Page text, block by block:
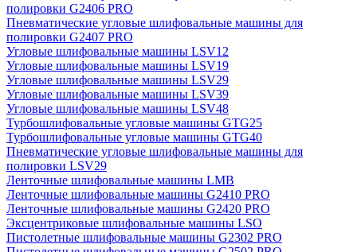
полировки G2406 PRO
Пневматические угловые шлифовальные машины для
полировки G2407 PRO
Угловые шлифовальные машины LSV12
Угловые шлифовальные машины LSV19
Угловые шлифовальные машины LSV29
Угловые шлифовальные машины LSV39
Угловые шлифовальные машины LSV48
Турбошлифовальные угловые машины GTG25
Турбошлифовальные угловые машины GTG40
Пневматические угловые шлифовальные машины для
полировки LSV29
Ленточные шлифовальные машины LMB
Ленточные шлифовальные машины G2410 PRO
Ленточные шлифовальные машины G2420 PRO
Эксцентриковые шлифовальные машины LSO
Пистолетные шлифовальные машины G2302 PRO